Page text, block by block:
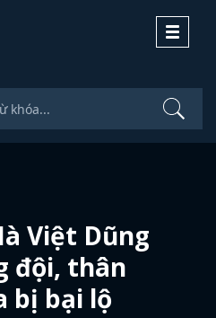
Toggle
Việt Dũng
đội, thân
bị bại lộ